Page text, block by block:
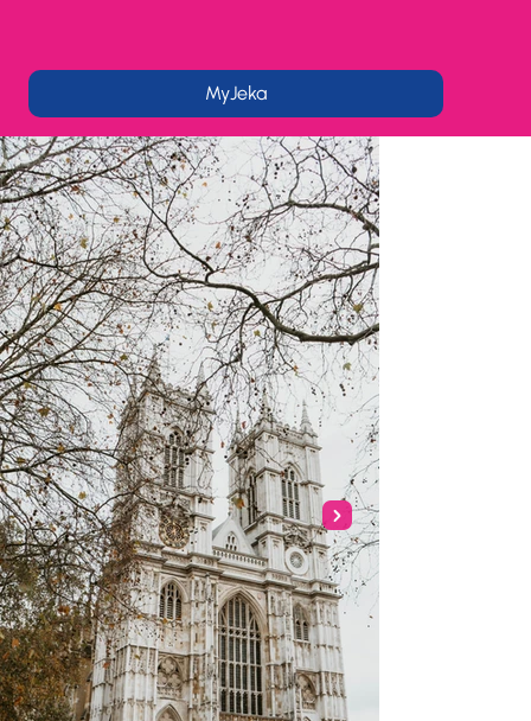
MyJeka